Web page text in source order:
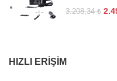
3.208,34₺
HIZLI ERIŞIM